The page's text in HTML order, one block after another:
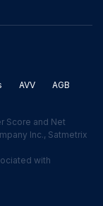
AVV AGB
Score and Net
Inc., Satmetrix
with